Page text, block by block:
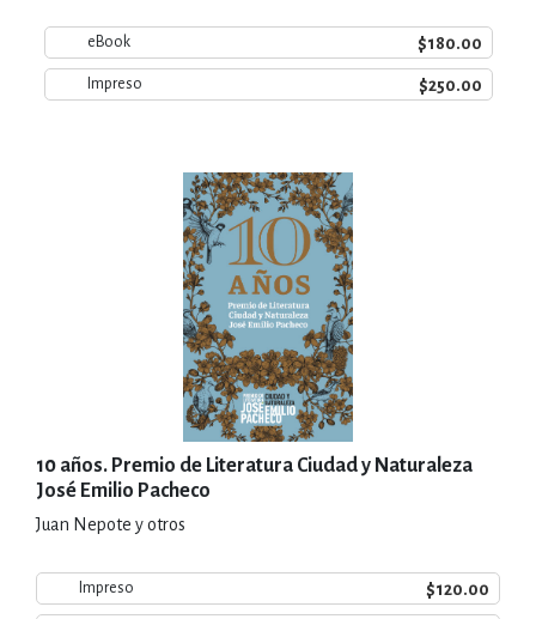
eBook $180.00
Impreso $250.00
10 años. Premio de Literatura Ciudad y Naturaleza
José Emilio Pacheco
Juan Nepote y otros
Impreso $120.00